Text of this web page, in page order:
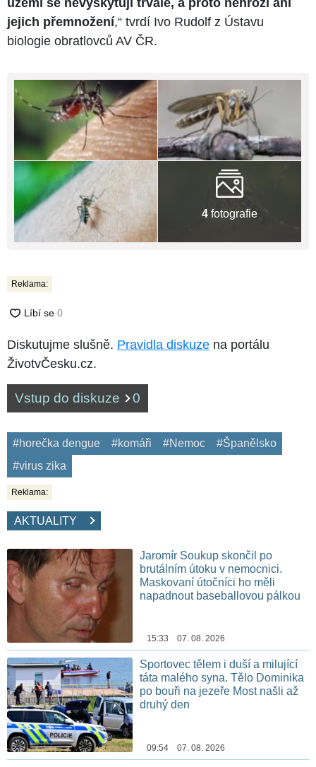
území se nevyskytují trvale, a proto nehrozí ani
jejich přemnožení,“ tvrdí Ivo Rudolf z Ústavu
biologie obratlovců AV ČR.
4 fotografie
Reklama:
Diskutujme slušně. Pravidla diskuze na portálu
ŽivotvČesku.cz.
Vstup do diskuze 0
#horečka dengue #komáři #Nemoc
#Španělsko
#virus zika
Reklama:
AKTUALITY
Jaromír Soukup skončil po
brutálním útoku v nemocnici.
Maskovaní útočníci ho měli
napadnout baseballovou pálkou
15:33 07. 08. 2026
Sportovec tělem i duší a milující
táta malého syna. Tělo Dominika
po bouři na jezeře Most našli až
druhý den
09:54 07. 08. 2026